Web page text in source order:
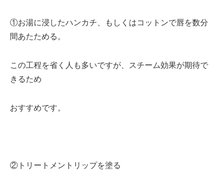
①お湯に浸したハンカチ、もしくはコットンで唇を数分
間あたためる。
この工程を省く人も多いですが、スチーム効果が期待で
きるため
おすすめです。
②トリートメントリップを塗る